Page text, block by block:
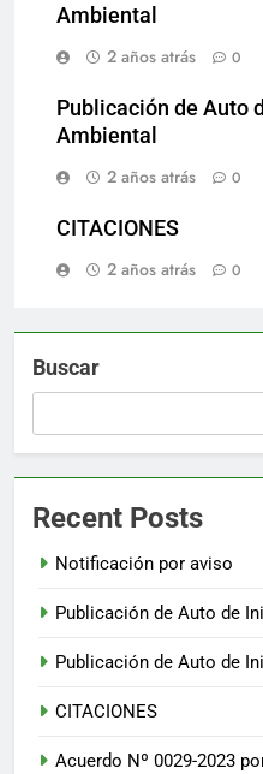
Ambiental
2 años atrás
0
Publicación de Auto
Ambiental
2 años atrás
0
CITACIONES
2 años atrás
0
Buscar
Recent Posts
Notificación por aviso
Publicación de Auto de
Publicación de Auto de
CITACIONES
Acuerdo Nº 0029-2023